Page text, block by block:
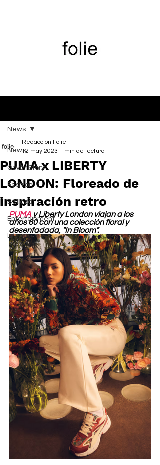
News
Cover Story
Fashion
Belleza
Entertainment
Life
News
PUMA x LIBERTY
LONDON: Floreado de
inspiración retro
Redacción Folie
12 may 2023 1 min de lectura
PUMA y Liberty London viajan a los
años 60 con una colección floral y
desenfadada, "In Bloom".